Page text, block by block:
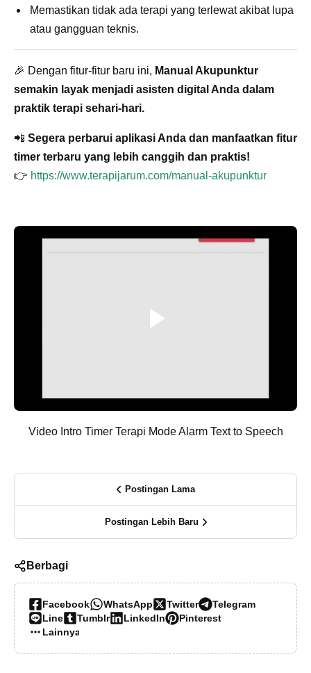
Memastikan tidak ada terapi yang terlewat akibat lupa
atau gangguan teknis.
🎉 Dengan fitur-fitur baru ini, Manual Akupunktur
semakin layak menjadi asisten digital Anda dalam
praktik terapi sehari-hari.
📲 Segera perbarui aplikasi Anda dan manfaatkan fitur
timer terbaru yang lebih canggih dan praktis!
👉 https://www.terapijarum.com/manual-akupunktur
Video Intro Timer Terapi Mode Alarm Text to Speech
Postingan Lama
Postingan Lebih Baru
Berbagi
Facebook WhatsApp Twitter
Telegram
Line
Tumblr LinkedIn
Pinterest
Lainnya…